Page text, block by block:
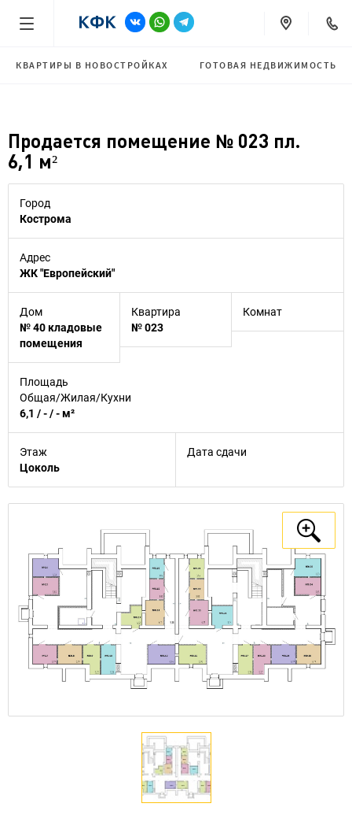
КВАРТИРЫ В НОВОСТРОЙКАХ ГОТОВАЯ НЕДВИЖИМОСТЬ
Продается помещение № 023 пл.
6,1 м²
Город
Кострома
Адрес
ЖК "Европейский"
Дом
№ 40 кладовые
помещения
Квартира
№ 023
Комнат
Площадь
Общая/Жилая/Кухни
6,1 / - / - м²
Этаж
Цоколь
Дата сдачи